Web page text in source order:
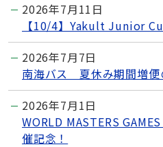
2026年7月11日
【10/4】Yakult Junior
2026年7月7日
南海バス 夏休み期間増便
2026年7月1日
WORLD MASTERS
催記念！